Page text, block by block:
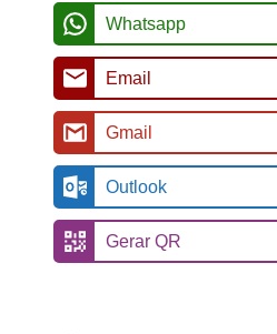
Whatsapp
Email
Gmail
Outlook
Gerar QR